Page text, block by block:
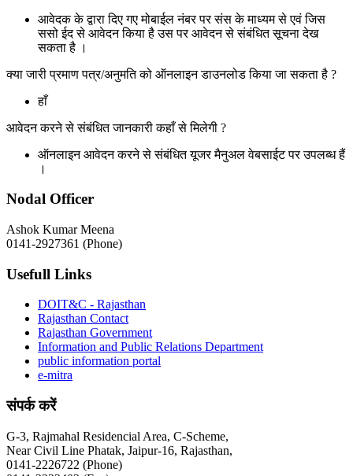
आवेदक के द्वारा दिए गए मोबाईल नंबर पर संस के माध्यम से एवं जिस
ससो ईद से आवेदन किया है उस पर आवेदन से संबंधित सूचना देख
सकता है ।
क्या जारी प्रमाण पत्र/अनुमति को ऑनलाइन डाउनलोड किया जा सकता है ?
हाँ
आवेदन करने से संबंधित जानकारी कहाँ से मिलेगी ?
ऑनलाइन आवेदन करने से संबंधित यूजर मैनुअल वेबसाईट पर उपलब्ध हैं
।
Nodal Officer
Ashok Kumar Meena
0141-2927361 (Phone)
Usefull Links
DOIT&C - Rajasthan
Rajasthan Contact
Rajasthan Government
Information and Public Relations Department
public information portal
e-mitra
संपर्क करें
G-3, Rajmahal Residencial Area, C-Scheme,
Near Civil Line Phatak, Jaipur-16, Rajasthan,
0141-2226722 (Phone)